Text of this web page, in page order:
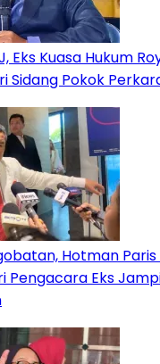
Eks Kuasa Hukum
Sidang Pokok
Hotman
Pengacara Eks